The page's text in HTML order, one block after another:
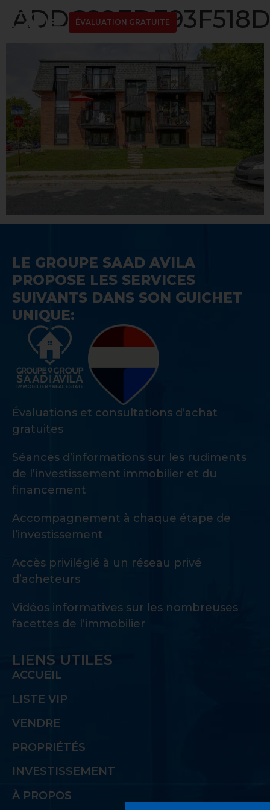
ÉVALUATION GRATUITE
LE GROUPE SAAD AVILA
PROPOSE LES SERVICES
SUIVANTS DANS SON GUICHET
UNIQUE:
Évaluations et consultations d’achat
gratuites
Séances d’informations sur les rudiments
de l’investissement immobilier et du
financement
Accompagnement à chaque étape de
l’investissement
Accès privilégié à un réseau privé
d’acheteurs
Vidéos informatives sur les nombreuses
facettes de l’immobilier
LIENS UTILES
ACCUEIL
LISTE VIP
VENDRE
PROPRIÉTÉS
INVESTISSEMENT
À PROPOS